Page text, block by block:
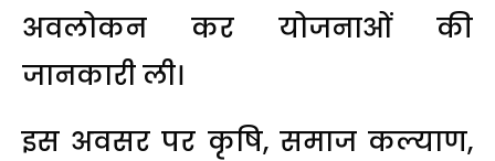
अवलोकन कर योजनाओं की
जानकारी ली।
इस अवसर पर कृषि, समाज कल्याण,